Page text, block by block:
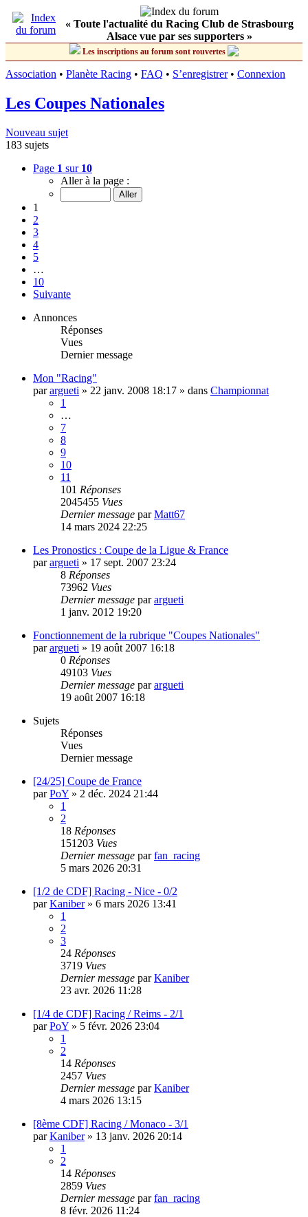
« Toute l'actualité du Racing Club de Strasbourg
Alsace vue par ses supporters »
Les inscriptions au forum sont rouvertes
Association • Planète Racing • FAQ • S’enregistrer• Connexion
Les Coupes Nationales
Nouveau sujet
183 sujets
Page 1 sur 10
Aller à la page :
1
2
3
4
5
…
10
Suivante
Annonces
Réponses
Vues
Dernier message
Mon "Racing"
parargueti » 22 janv. 2008 18:17 » dans Championnat
1
…
7
8
9
10
11
101 Réponses
2045455 Vues
Dernier message parMatt67
14 mars 2024 22:25
Les Pronostics : Coupe de la Ligue & France
parargueti » 17 sept. 2007 23:24
8 Réponses
73962 Vues
Dernier message parargueti
1 janv. 2012 19:20
Fonctionnement de la rubrique "Coupes Nationales"
parargueti » 19 août 2007 16:18
0 Réponses
49103 Vues
Dernier message parargueti
19 août 2007 16:18
Sujets
Réponses
Vues
Dernier message
[24/25] Coupe de France
parPoY » 2 déc. 2024 21:44
1
2
18 Réponses
151203 Vues
Dernier message parfan_racing
5 mars 2026 20:31
[1/2 de CDF] Racing - Nice - 0/2
parKaniber» 6 mars 2026 13:41
1
2
3
24 Réponses
3719 Vues
Dernier message parKaniber
23 avr. 2026 11:28
[1/4 de CDF] Racing / Reims - 2/1
parPoY » 5 févr. 2026 23:04
1
2
14 Réponses
2457 Vues
Dernier message parKaniber
4 mars 2026 13:15
[8ème CDF] Racing / Monaco - 3/1
parKaniber» 13 janv. 2026 20:14
1
2
14 Réponses
2859 Vues
Dernier message parfan_racing
8 févr. 2026 11:24